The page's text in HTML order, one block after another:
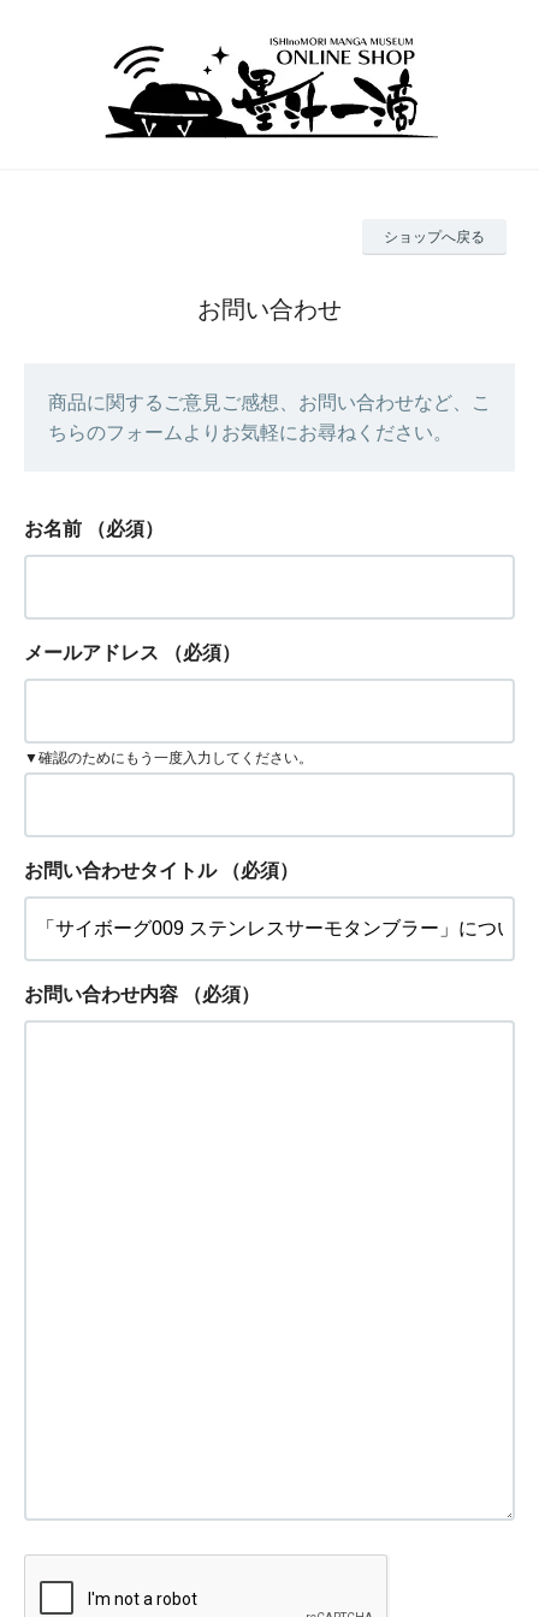
ショップへ戻る
お問い合わせ
商品に関するご意見ご感想、お問い合わせなど、こ
ちらのフォームよりお気軽にお尋ねください。
お名前 （必須）
メールアドレス （必須）
▼確認のためにもう一度入力してください。
お問い合わせタイトル （必須）
お問い合わせ内容 （必須）